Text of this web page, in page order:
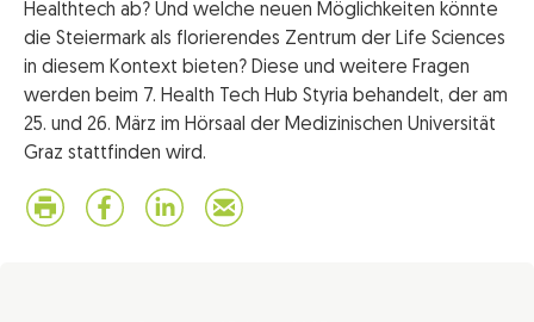
Healthtech ab? Und welche neuen Möglichkeiten könnte
die Steiermark als florierendes Zentrum der Life Sciences
in diesem Kontext bieten? Diese und weitere Fragen
werden beim 7. Health Tech Hub Styria behandelt, der am
25. und 26. März im Hörsaal der Medizinischen Universität
Graz stattfinden wird.